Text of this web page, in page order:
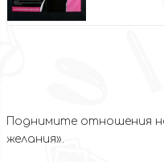
Поднимите отношения
желания».